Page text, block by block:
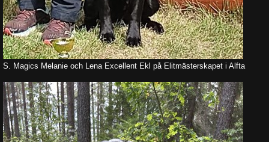
S. Magics Melanie och Lena Excellent Ekl på Elitmästerskapet i Alfta